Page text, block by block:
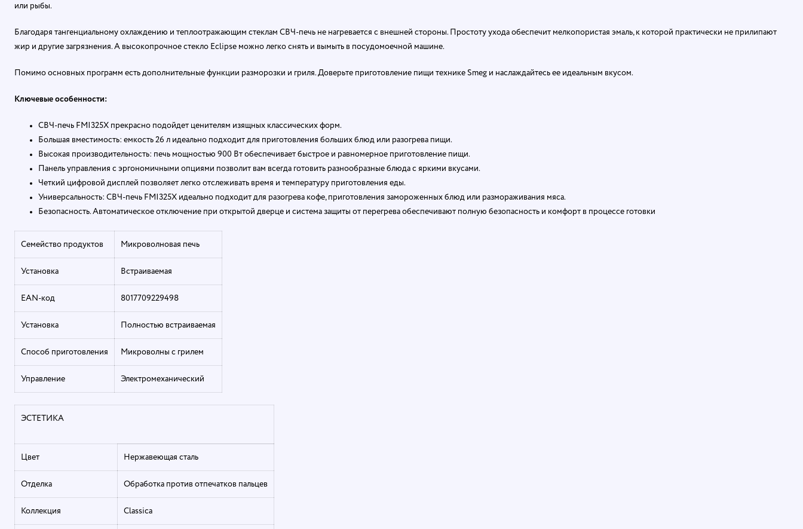
или рыбы.
Благодаря тангенциальному охлаждению и теплоотражающим стеклам СВЧ-печь не нагревается с внешней стороны. Простоту ухода обеспечит мелкопористая эмаль, к которой практически не прилипают
жир и другие загрязнения. А высокопрочное стекло Eclipse можно легко снять и вымыть в посудомоечной машине.
Помимо основных программ есть дополнительные функции разморозки и гриля. Доверьте приготовление пищи технике Smeg и наслаждайтесь ее идеальным вкусом.
Ключевые особенности:
СВЧ-печь FMI325X прекрасно подойдет ценителям изящных классических форм.
Большая вместимость: емкость 26 л идеально подходит для приготовления больших блюд или разогрева пищи.
Высокая производительность: печь мощностью 900 Вт обеспечивает быстрое и равномерное приготовление пищи.
Панель управления с эргономичными опциями позволит вам всегда готовить разнообразные блюда с яркими вкусами.
Четкий цифровой дисплей позволяет легко отслеживать время и температуру приготовления еды.
Универсальность: СВЧ-печь FMI325X идеально подходит для разогрева кофе, приготовления замороженных блюд или размораживания мяса.
Безопасность. Автоматическое отключение при открытой дверце и система защиты от перегрева обеспечивают полную безопасность и комфорт в процессе готовки
Семейство продуктов Микроволновая печь
Установка Встраиваемая
EAN-код 8017709229498
Установка Полностью встраиваемая
Способ приготовления Микроволны с грилем
Управление Электромеханический
ЭСТЕТИКА
Цвет Нержавеющая сталь
Отделка Обработка против отпечатков пальцев
Коллекция Classica